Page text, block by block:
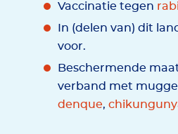
Vaccinatie tegen
In (delen van) dit
voor.
Beschermende
verband met
denque,